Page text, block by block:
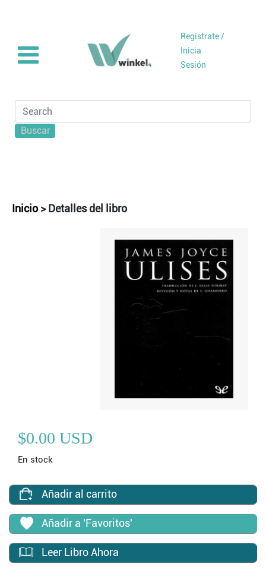
Regístrate /
Inicia
Sesión
Buscar
Inicio >Detalles del libro
$0.00 USD
En stock
Añadir al carrito
Añadir a 'Favoritos'
Leer Libro Ahora